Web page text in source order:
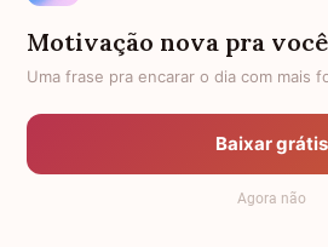
Política de
Anuncie
Termos de Uso
Motivação nova pra
Uma frase pra encarar o dia com mais
Baixar grátis
Agora não